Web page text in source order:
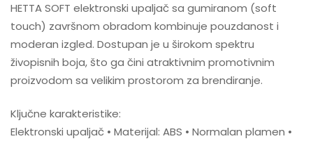
HETTA SOFT elektronski upaljač sa gumiranom (soft
touch) završnom obradom kombinuje pouzdanost i
moderan izgled. Dostupan je u širokom spektru
živopisnih boja, što ga čini atraktivnim promotivnim
proizvodom sa velikim prostorom za brendiranje.
Ključne karakteristike:
Elektronski upaljač • Materijal: ABS • Normalan plamen •